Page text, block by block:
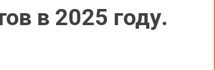
в 2025 году.